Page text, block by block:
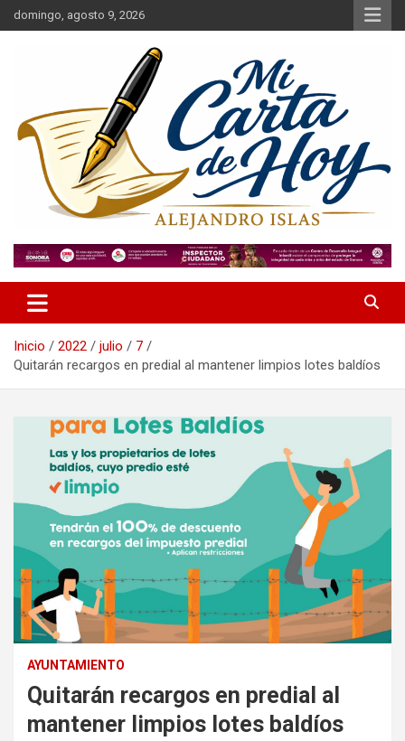
Saltar
al
domingo, agosto 9, 2026
Mi Carta de Hoy
Inicio 2022 julio
7
Quitarán recargos en predial al mantener limpios lotes baldíos
AYUNTAMIENTO
Quitarán recargos en predial al
mantener limpios lotes baldíos